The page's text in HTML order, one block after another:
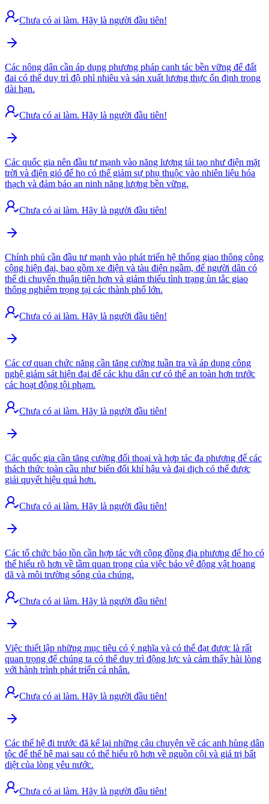
Chưa có ai làm. Hãy là người đầu tiên!
Các nông dân cần áp dụng phương pháp canh tác bền vững để đất
đai có thể duy trì độ phì nhiêu và sản xuất lương thực ổn định trong
dài hạn.
Chưa có ai làm. Hãy là người đầu tiên!
Các quốc gia nên đầu tư mạnh vào năng lượng tái tạo như điện mặt
trời và điện gió để họ có thể giảm sự phụ thuộc vào nhiên liệu hóa
thạch và đảm bảo an ninh năng lượng bền vững.
Chưa có ai làm. Hãy là người đầu tiên!
Chính phủ cần đầu tư mạnh vào phát triển hệ thống giao thông công
cộng hiện đại, bao gồm xe điện và tàu điện ngầm, để người dân có
thể di chuyển thuận tiện hơn và giảm thiểu tình trạng ùn tắc giao
thông nghiêm trọng tại các thành phố lớn.
Chưa có ai làm. Hãy là người đầu tiên!
Các cơ quan chức năng cần tăng cường tuần tra và áp dụng công
nghệ giám sát hiện đại để các khu dân cư có thể an toàn hơn trước
các hoạt động tội phạm.
Chưa có ai làm. Hãy là người đầu tiên!
Các quốc gia cần tăng cường đối thoại và hợp tác đa phương để các
thách thức toàn cầu như biến đổi khí hậu và đại dịch có thể được
giải quyết hiệu quả hơn.
Chưa có ai làm. Hãy là người đầu tiên!
Các tổ chức bảo tồn cần hợp tác với cộng đồng địa phương để họ có
thể hiểu rõ hơn về tầm quan trọng của việc bảo vệ động vật hoang
dã và môi trường sống của chúng.
Chưa có ai làm. Hãy là người đầu tiên!
Việc thiết lập những mục tiêu có ý nghĩa và có thể đạt được là rất
quan trọng để chúng ta có thể duy trì động lực và cảm thấy hài lòng
với hành trình phát triển cá nhân.
Chưa có ai làm. Hãy là người đầu tiên!
Các thế hệ đi trước đã kể lại những câu chuyện về các anh hùng dân
tộc để thế hệ mai sau có thể hiểu rõ hơn về nguồn cội và giá trị bất
diệt của lòng yêu nước.
Chưa có ai làm. Hãy là người đầu tiên!